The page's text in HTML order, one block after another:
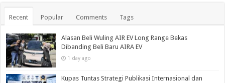
Recent Popular Comments Tags
Alasan Beli Wuling AIR EV Long Range Bekas
Dibanding Beli Baru AIRA EV
1 day ago
Kupas Tuntas Strategi Publikasi Internasional dan